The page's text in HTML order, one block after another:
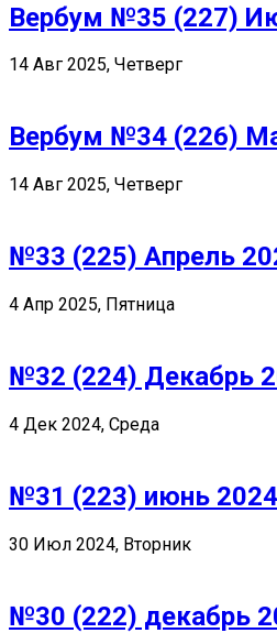
Вербум №35 (227)
14 Авг 2025, Четверг
Вербум №34 (226)
14 Авг 2025, Четверг
№33 (225) Апрель
4 Апр 2025, Пятница
№32 (224) Декабрь
4 Дек 2024, Среда
№31 (223) июнь 2024
30 Июл 2024, Вторник
№30 (222) декабрь